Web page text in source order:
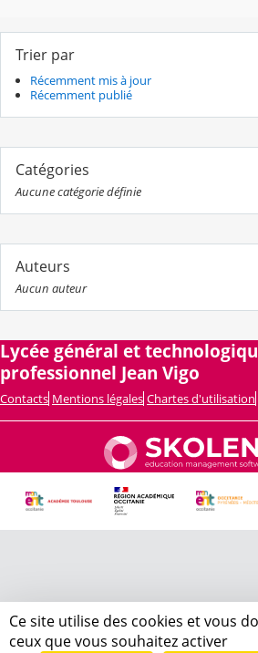
Trier par
Récemment mis à jour
Récemment publié
Catégories
Aucune catégorie définie
Auteurs
Aucun auteur
Lycée général et
professionnel Jean Vigo
Contacts Mentions légales Chartes d'utilisation
Ce site utilise des cookies et vous
ceux que vous souhaitez activer